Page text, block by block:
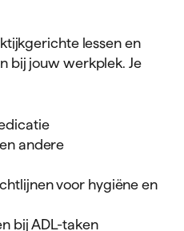
lessen en
bij jouw werkplek. Je
andere
voor hygiëne en
bij ADL-taken